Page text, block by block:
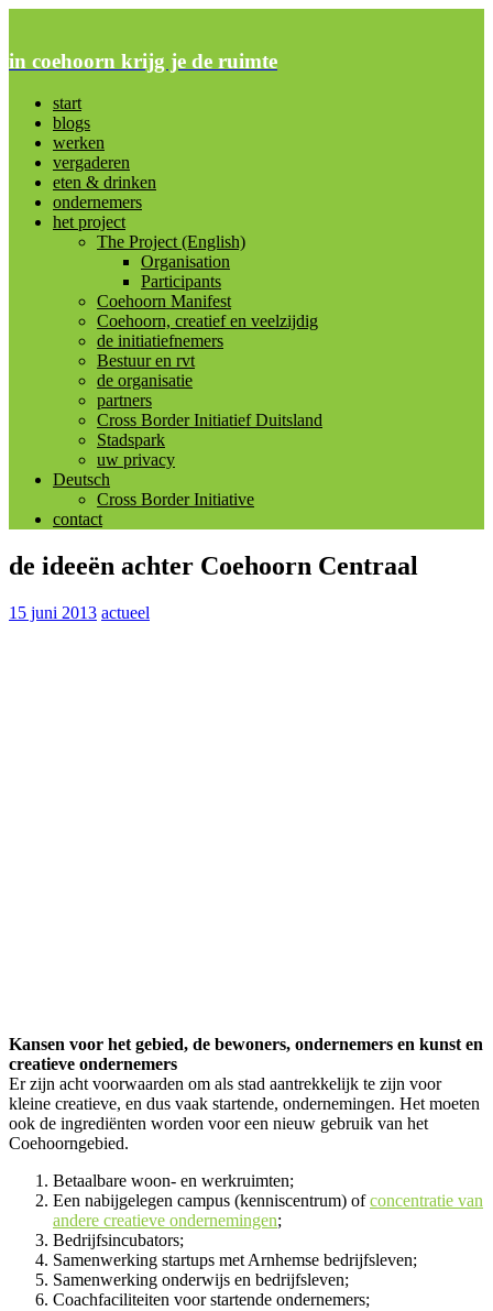
in coehoorn krijg je de ruimte
start
blogs
werken
vergaderen
eten & drinken
ondernemers
het project
The Project (English)
Organisation
Participants
Coehoorn Manifest
Coehoorn, creatief en veelzijdig
de initiatiefnemers
Bestuur en rvt
de organisatie
partners
Cross Border Initiatief Duitsland
Stadspark
uw privacy
Deutsch
Cross Border Initiative
contact
de ideeën achter Coehoorn Centraal
15 juni 2013 actueel
Kansen voor het gebied, de bewoners, ondernemers en kunst en
creatieve ondernemers
Er zijn acht voorwaarden om als stad aantrekkelijk te zijn voor
kleine creatieve, en dus vaak startende, ondernemingen. Het moeten
ook de ingrediënten worden voor een nieuw gebruik van het
Coehoorngebied.
Betaalbare woon- en werkruimten;
Een nabijgelegen campus (kenniscentrum) ofconcentratie van
andere creatieve ondernemingen;
Bedrijfsincubators;
Samenwerking startups met Arnhemse bedrijfsleven;
Samenwerking onderwijs en bedrijfsleven;
Coachfaciliteiten voor startende ondernemers;